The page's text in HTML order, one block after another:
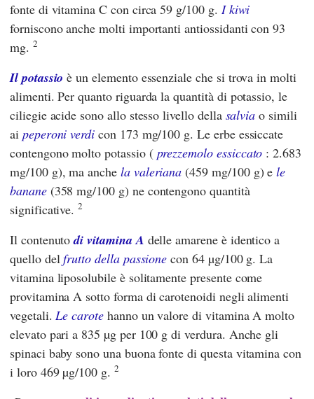
fonte di vitamina C con circa 59 g/100 g. I kiwi
forniscono anche molti importanti antiossidanti con 93
mg. 2
Il potassio è un elemento essenziale che si trova in molti
alimenti. Per quanto riguarda la quantità di potassio, le
ciliegie acide sono allo stesso livello della salvia o simili
ai peperoni verdi con 173 mg/100 g. Le erbe essiccate
contengono molto potassio ( prezzemolo essiccato : 2.683
mg/100 g), ma anche la valeriana (459 mg/100 g) ele
banane(358 mg/100 g) ne contengono quantità
significative.2
Il contenutodi vitamina A delle amarene è identico a
quello delfrutto della passione con 64 µg/100 g. La
vitamina liposolubile è solitamente presente come
provitamina A sotto forma di carotenoidi negli alimenti
vegetali.Le carotehanno un valore di vitamina A molto
elevato pari a 835 µg per 100 g di verdura. Anche gli
spinaci baby sono una buona fonte di questa vitamina con
i loro 469 µg/100 g. 2